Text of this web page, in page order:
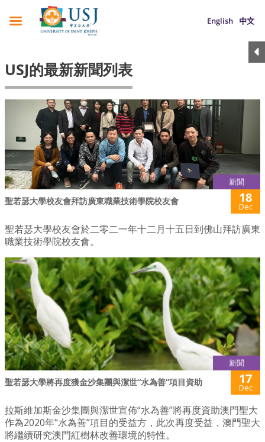
English 中文
USJ的最新新聞列表
新聞
聖若瑟大學校友會拜訪廣東職業技術學院校友會 18
Dec
聖若瑟大學校友會於二零二一年十二月十五日到佛山拜訪廣東
職業技術學院校友會。
新聞
聖若瑟大學將再度獲金沙集團與潔世“水為善”項目資助 17
Dec
拉斯維加斯金沙集團與潔世宣佈“水為善”將再度資助澳門聖大
作為2020年“水為善”項目的受益方，此次再度受益，澳門聖大
將繼續研究澳門紅樹林改善環境的特性。